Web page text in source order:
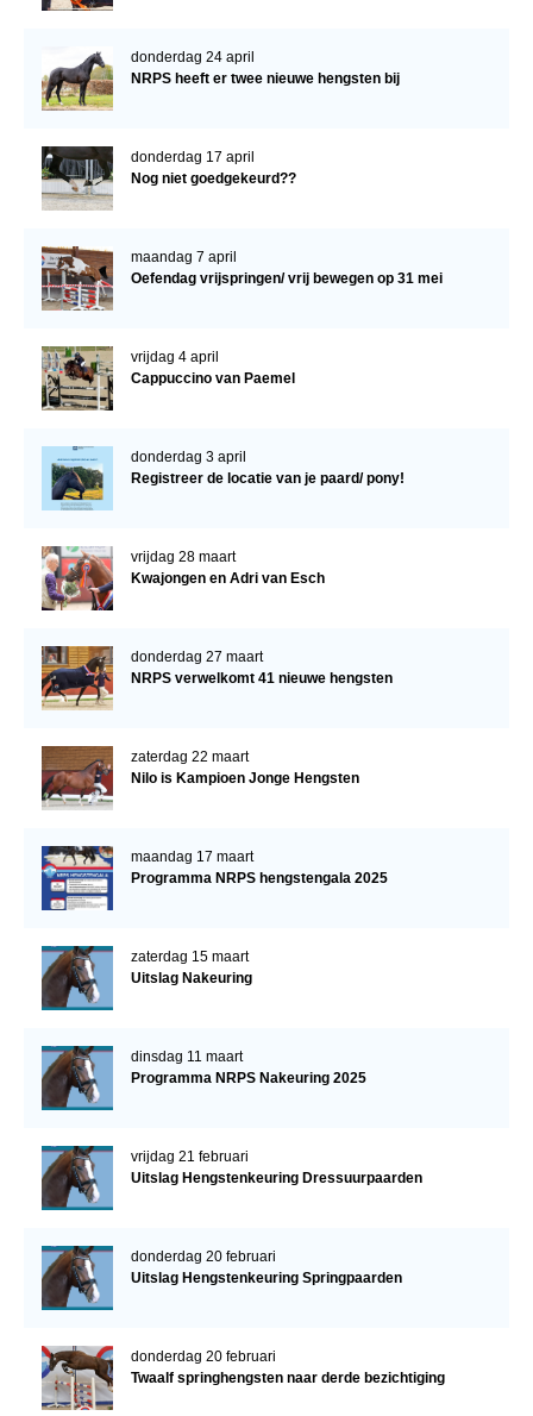
donderdag 24 april
NRPS heeft er twee nieuwe hengsten bij
donderdag 17 april
Nog niet goedgekeurd??
maandag 7 april
Oefendag vrijspringen/ vrij bewegen op 31 mei
vrijdag 4 april
Cappuccino van Paemel
donderdag 3 april
Registreer de locatie van je paard/ pony!
vrijdag 28 maart
Kwajongen en Adri van Esch
donderdag 27 maart
NRPS verwelkomt 41 nieuwe hengsten
zaterdag 22 maart
Nilo is Kampioen Jonge Hengsten
maandag 17 maart
Programma NRPS hengstengala 2025
zaterdag 15 maart
Uitslag Nakeuring
dinsdag 11 maart
Programma NRPS Nakeuring 2025
vrijdag 21 februari
Uitslag Hengstenkeuring Dressuurpaarden
donderdag 20 februari
Uitslag Hengstenkeuring Springpaarden
donderdag 20 februari
Twaalf springhengsten naar derde bezichtiging